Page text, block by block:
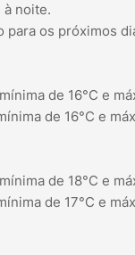
à noite.
para os próximos
de 16°C e
de 16°C e
de 18°C e
de 17°C e